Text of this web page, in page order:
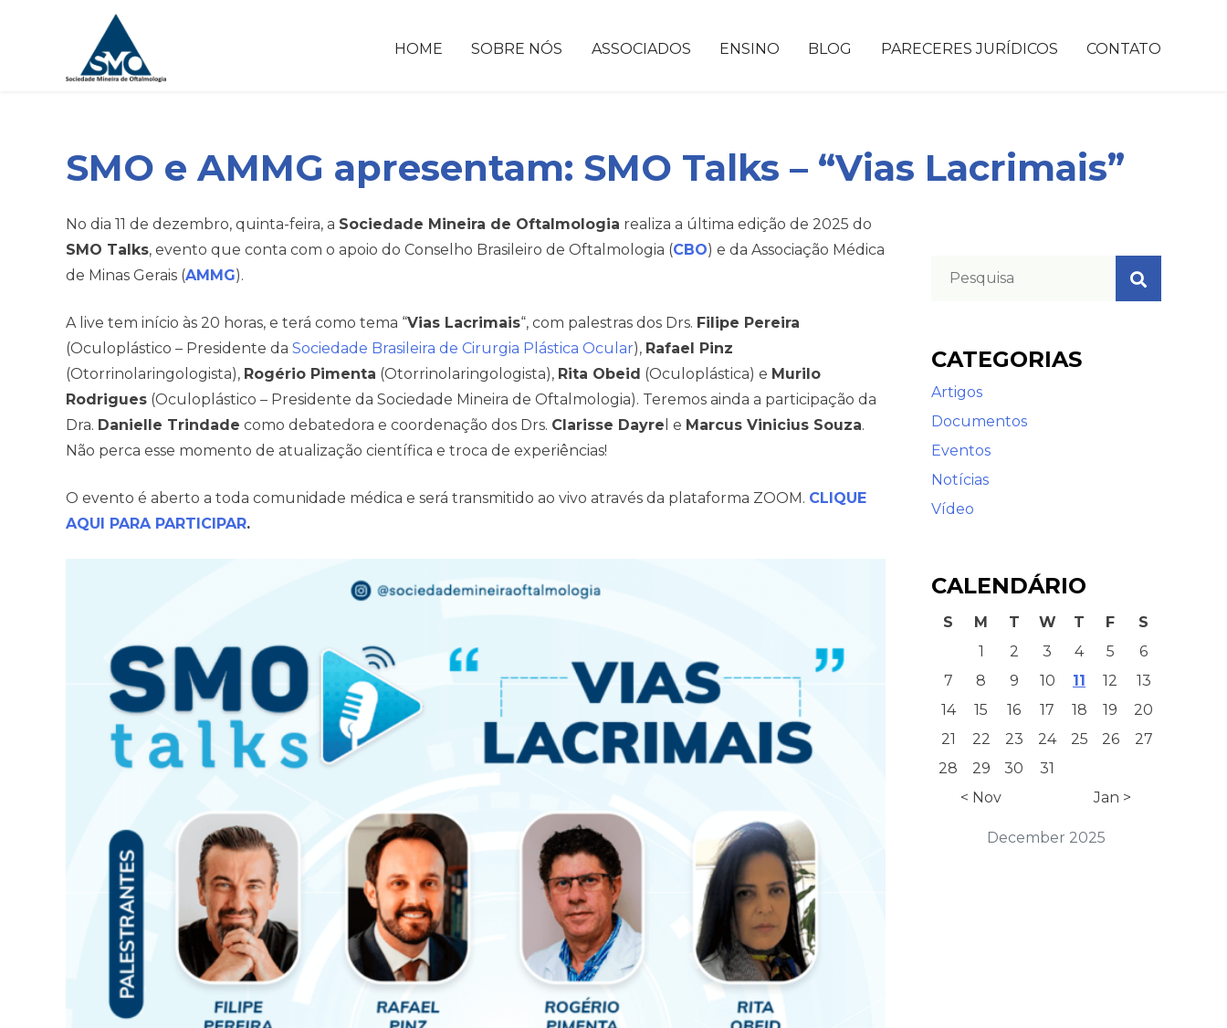
HOME SOBRE NÓS ASSOCIADOS ENSINO BLOG PARECERES JURÍDICOS CONTATO
SMO e AMMG apresentam: SMO Talks – “Vias Lacrimais”
No dia 11 de dezembro, quinta-feira, a Sociedade Mineira de Oftalmologia realiza a última edição de 2025 do
SMO Talks, evento que conta com o apoio do Conselho Brasileiro de Oftalmologia (CBO) e da Associação Médica
de Minas Gerais (AMMG).
A live tem início às 20 horas, e terá como tema “Vias Lacrimais“, com palestras dos Drs. Filipe Pereira
(Oculoplástico – Presidente da Sociedade Brasileira de Cirurgia Plástica Ocular), Rafael Pinz
(Otorrinolaringologista), Rogério Pimenta (Otorrinolaringologista), Rita Obeid (Oculoplástica) e Murilo
Rodrigues (Oculoplástico – Presidente da Sociedade Mineira de Oftalmologia). Teremos ainda a participação da
Dra. Danielle Trindade como debatedora e coordenação dos Drs. Clarisse Dayre l e Marcus Vinicius Souza.
Não perca esse momento de atualização científica e troca de experiências!
O evento é aberto a toda comunidade médica e será transmitido ao vivo através da plataforma ZOOM. CLIQUE
AQUI PARA PARTICIPAR.
CATEGORIAS
Artigos
Documentos
Eventos
Notícias
Vídeo
CALENDÁRIO
December 2025
S M T W T F
S
1
2 3 4 5
6
7
8 9 10 11 12
13
14
15 16 17 18 19
20
21
22 23 24 25 26
27
28
29 30
31
< Nov
Jan >